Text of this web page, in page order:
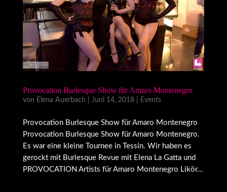
Provocation Burlesque Show für Amaro Montenegro
von Elena Auerbach Juni 14, 2018| Events
Provocation Burlesque Show für Amaro Montenegro
Provocation Burlesque Show für Amaro Montenegro.
Es war eine kleine Tournee in Tessin. Wir haben es
gerockt mit Burlesque Revue mit Elena La Gatta und
PROVOCATION Artists für Amaro Montenegro Likör...